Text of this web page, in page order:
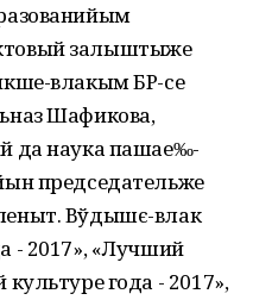
залыштыже
влакым БР-се
Шафикова,
да наука пашае‰-
председательже
Вўдышє-влак
- 2017», «Лучший
года - 2017»,